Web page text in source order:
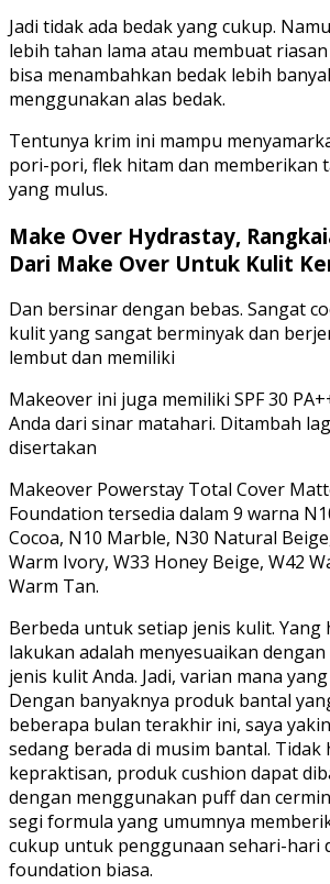
Jadi tidak ada bedak yang cukup.
lebih tahan lama atau membuat
bisa menambahkan bedak lebih
menggunakan alas bedak.
Tentunya krim ini mampu
pori-pori, flek hitam dan memberikan
yang mulus.
Make Over Hydrastay,
Dari Make Over Untuk Kulit
Dan bersinar dengan bebas. Sangat
kulit yang sangat berminyak dan
lembut dan memiliki
Makeover ini juga memiliki SPF 30
Anda dari sinar matahari. Ditambah
disertakan
Makeover Powerstay Total Cover
Foundation tersedia dalam 9 warna
Cocoa, N10 Marble, N30 Natural
Warm Ivory, W33 Honey Beige, W42
Warm Tan.
Berbeda untuk setiap jenis kulit. Yang
lakukan adalah menyesuaikan
jenis kulit Anda. Jadi, varian mana
Dengan banyaknya produk bantal
beberapa bulan terakhir ini, saya
sedang berada di musim bantal. Tidak
kepraktisan, produk cushion dapat
dengan menggunakan puff dan
segi formula yang umumnya
cukup untuk penggunaan sehari-hari
foundation biasa.